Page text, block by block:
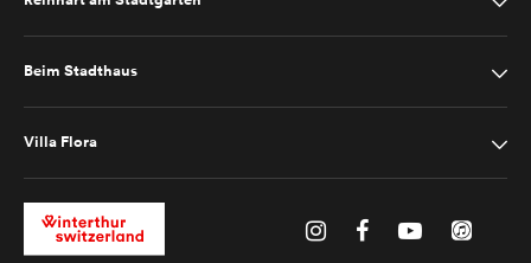
Beim Stadthaus
Villa Flora